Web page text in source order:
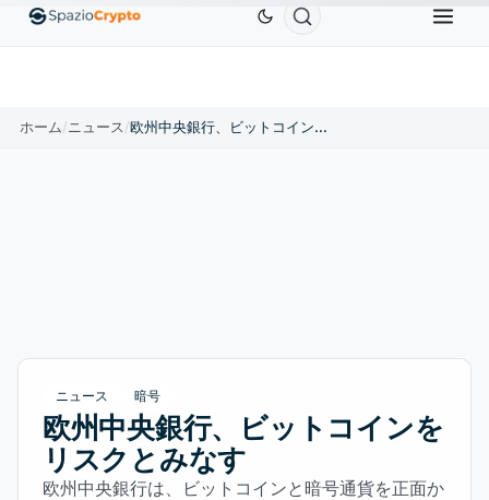
EthereumETH$1,880.58 TetherUSDT$0.9991 BNBBNB
ホーム/ニュース/ 欧州中央銀行、ビットコインをリスクとみなす
ニュース 暗号
欧州中央銀行、ビットコインを
リスクとみなす
欧州中央銀行は、ビットコインと暗号通貨を正面か